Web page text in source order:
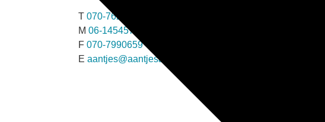
T 070-7620160
M 06-14545793
F 070-7990659
E aantjes@aantjesadvocaten.nl